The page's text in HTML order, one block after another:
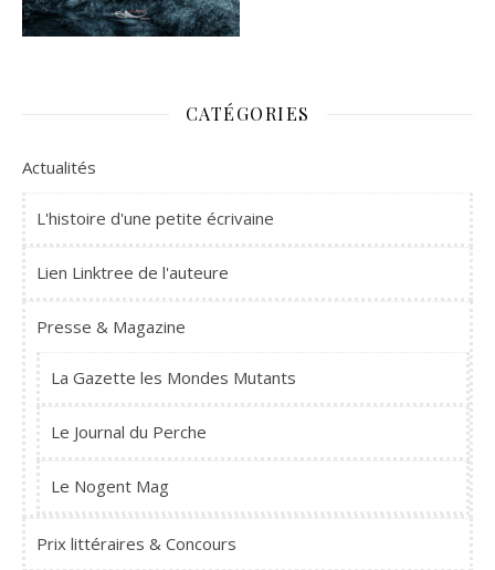
CATÉGORIES
Actualités
L'histoire d'une petite écrivaine
Lien Linktree de l'auteure
Presse & Magazine
La Gazette les Mondes Mutants
Le Journal du Perche
Le Nogent Mag
Prix littéraires & Concours